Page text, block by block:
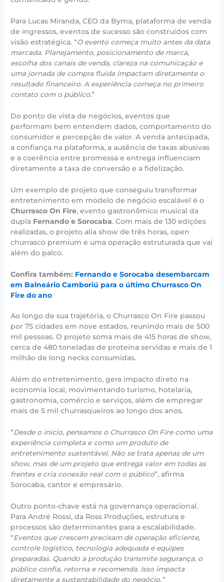
Para Lucas Miranda, CEO da Byma, plataforma de venda
de ingressos, eventos de sucesso são construídos com
visão estratégica. “O evento começa muito antes da data
marcada. Planejamento, posicionamento de marca,
escolha dos canais de venda, clareza na comunicação e
uma jornada de compra fluida impactam diretamente o
resultado financeiro. A experiência começa no primeiro
contato com o público.”
Do ponto de vista de negócios, eventos que
performam bem entendem dados, comportamento do
consumidor e percepção de valor. A venda antecipada,
a confiança na plataforma, a ausência de taxas abusivas
e a coerência entre promessa e entrega influenciam
diretamente a taxa de conversão e a fidelização.
Um exemplo de projeto que conseguiu transformar
entretenimento em modelo de negócio escalável é o
Churrasco On Fire, evento gastronômico musical da
dupla Fernando e Sorocaba. Com mais de 130 edições
realizadas, o projeto alia show de três horas, open
churrasco premium e uma operação estruturada que vai
além do palco.
Confira também: Fernando e Sorocaba desembarcam
em Balneário Camboriú para o último Churrasco On
Fire do ano
Ao longo de sua trajetória, o Churrasco On Fire passou
por 75 cidades em nove estados, reunindo mais de 500
mil pessoas. O projeto soma mais de 415 horas de show,
cerca de 480 toneladas de proteína servidas e mais de 1
milhão de long necks consumidas.
Além do entretenimento, gera impacto direto na
economia local, movimentando turismo, hotelaria,
gastronomia, comércio e serviços, além de empregar
mais de 5 mil churrasqueiros ao longo dos anos.
“Desde o início, pensamos o Churrasco On Fire como uma
experiência completa e como um produto de
entretenimento sustentável. Não se trata apenas de um
show, mas de um projeto que entrega valor em todas as
frentes e cria conexão real com o público”, afirma
Sorocaba, cantor e empresário.
Outro ponto-chave está na governança operacional.
Para André Rossi, da Ross Produções, estrutura e
processos são determinantes para a escalabilidade.
“Eventos que crescem precisam de operação eficiente,
controle logístico, tecnologia adequada e equipes
preparadas. Quando a produção transmite segurança, o
público confia, retorna e recomenda. Isso impacta
diretamente a sustentabilidade do negócio.”